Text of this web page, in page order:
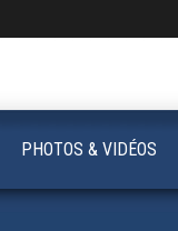
PHOTOS & VIDÉOS